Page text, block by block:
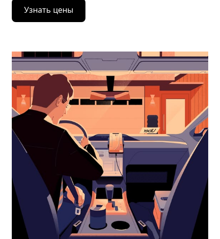
Нажмите
стрелку
вниз,
календарю
выбрать
дату.
Чтобы
закрыть
календарь,
нажмите
Esc.
Узнать цены